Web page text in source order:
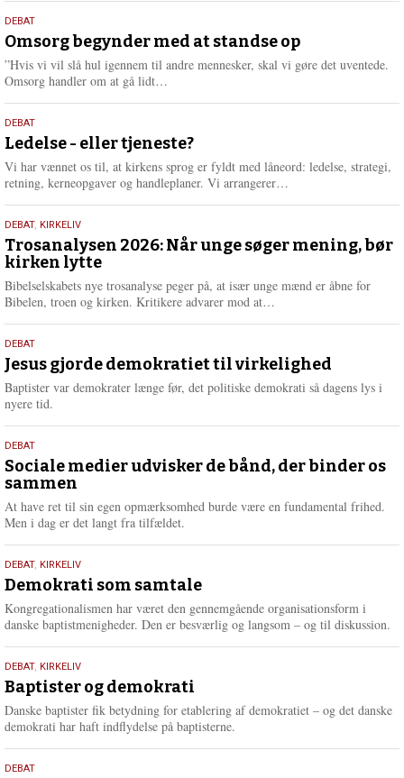
e
r
e
9.
juli
2026
DEBAT
Omsorg begynder med at standse op
”Hvis vi vil slå hul igennem til andre mennesker, skal vi gøre det uventede.
Omsorg handler om at gå lidt…
e
r
e
10.
juni
2026
DEBAT
Ledelse - eller tjeneste?
Vi har vænnet os til, at kirkens sprog er fyldt med låneord: ledelse, strategi,
retning, kerneopgaver og handleplaner. Vi arrangerer…
e
2.
juni
2026
DEBAT, KIRKELIV
Trosanalysen 2026: Når unge søger mening, bør
kirken lytte
Bibelselskabets nye trosanalyse peger på, at især unge mænd er åbne for
Bibelen, troen og kirken. Kritikere advarer mod at…
e
r
18.
maj
2026
DEBAT
Jesus gjorde demokratiet til virkelighed
Baptister var demokrater længe før, det politiske demokrati så dagens lys i
nyere tid.
18.
maj
2026
DEBAT
Sociale medier udvisker de bånd, der binder os
sammen
At have ret til sin egen opmærksomhed burde være en fundamental frihed.
Men i dag er det langt fra tilfældet.
18.
maj
2026
DEBAT, KIRKELIV
Demokrati som samtale
Kongregationalismen har været den gennemgående organisationsform i
danske baptistmenigheder. Den er besværlig og langsom – og til diskussion.
18.
maj
2026
DEBAT, KIRKELIV
Baptister og demokrati
Danske baptister fik betydning for etablering af demokratiet – og det danske
demokrati har haft indflydelse på baptisterne.
18.
DEBAT